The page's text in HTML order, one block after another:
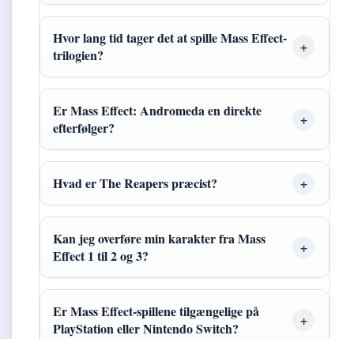
Hvor lang tid tager det at spille Mass Effect-
trilogien?
Er Mass Effect: Andromeda en direkte
efterfølger?
Hvad er The Reapers præcist?
Kan jeg overføre min karakter fra Mass
Effect 1 til 2 og 3?
Er Mass Effect-spillene tilgængelige på
PlayStation eller Nintendo Switch?